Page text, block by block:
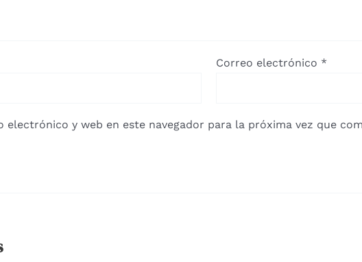
Correo electrónico *
electrónico y web en este navegador para la próxima vez que